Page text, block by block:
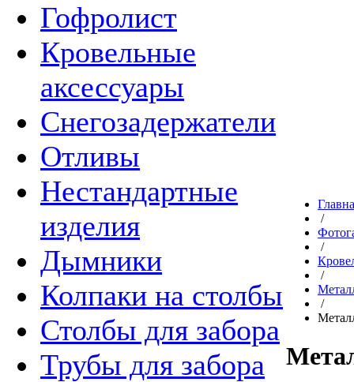
Гофролист
Кровельные
аксессуары
Снегозадержатели
Отливы
Нестандартные
изделия
Дымники
Колпаки на столбы
Столбы для забора
Трубы для забора
/
/
/
/